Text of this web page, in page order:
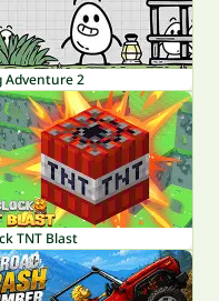
Adventure 2
TNT Blast